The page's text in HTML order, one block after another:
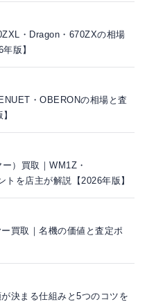
・Dragon・670ZXの相場
版】
・OBERONの相場と査
）買取｜WM1Z・
を店主が解説【2026年版】
買取｜名機の価値と査定ポ
決まる仕組みと5つのコツを